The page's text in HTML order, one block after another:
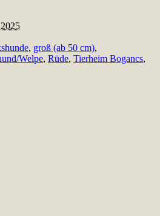
, groß (ab 50 cm),
Welpe, Rüde, Tierheim Bogancs,